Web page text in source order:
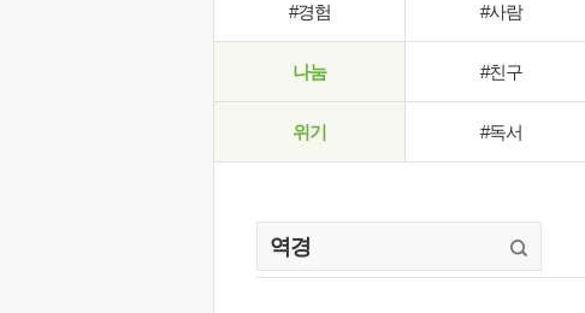
#경험 #사람
나눔 #친구
위기 #독서